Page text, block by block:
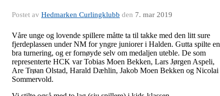
Postet av Hedmarken Curlingklubb den 7. mar 2019
Våre unge og lovende spillere måtte ta til takke med den litt sure
fjerdeplassen under NM for yngre juniorer i Halden. Gutta spilte en
bra turnering, og er fornøyde selv om medaljen uteble. De som
representerte HCK var Tobias Moen Bekken, Lars Jørgen Aspeli,
Are Trøan Olstad, Harald Dæhlin, Jakob Moen Bekken og Nicolai
Sommervold.